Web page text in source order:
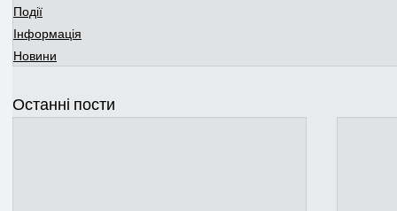
Події
Інформація
Новини
Останні пости